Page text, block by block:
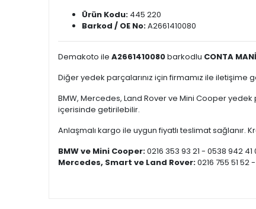
Ürün Kodu: 445 220
Barkod / OE No:A2661410080
Demakoto ile A2661410080barkodlu CONTA
Diğer yedek parçalarınız için firmamız ile iletişime
BMW, Mercedes, Land Rover ve Mini Cooper
içerisinde getirilebilir.
Anlaşmalı kargo ile uygun fiyatlı teslimat sağlanır.
BMW ve Mini Cooper:0216 353 93 21 - 0538 942 41
Mercedes, Smart ve Land Rover:0216 755 51 52